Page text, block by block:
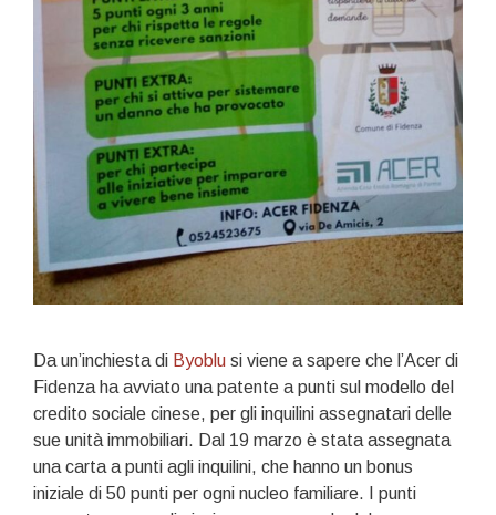
Da un’inchiesta di Byoblu si viene a sapere che l’Acer di
Fidenza ha avviato una patente a punti sul modello del
credito sociale cinese, per gli inquilini assegnatari delle
sue unità immobiliari. Dal 19 marzo è stata assegnata
una carta a punti agli inquilini, che hanno un bonus
iniziale di 50 punti per ogni nucleo familiare. I punti